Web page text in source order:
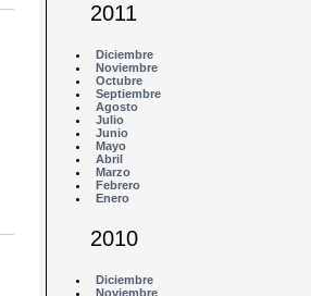
2011
Diciembre
Noviembre
Octubre
Septiembre
Agosto
Julio
Junio
Mayo
Abril
Marzo
Febrero
Enero
2010
Diciembre
Noviembre